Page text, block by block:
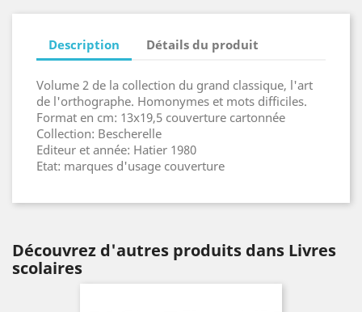
Description Détails du produit
Volume 2 de la collection du grand classique, l'art
de l'orthographe. Homonymes et mots difficiles.
Format en cm: 13x19,5 couverture cartonnée
Collection: Bescherelle
Editeur et année: Hatier 1980
Etat: marques d'usage couverture
Découvrez d'autres produits dans Livres
scolaires